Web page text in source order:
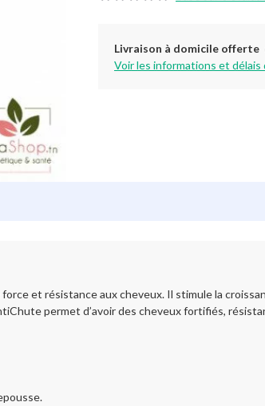
Livraison à domicile offerte
Voir les informations et délais
et résistance aux cheveux. Il stimule la
permet d’avoir des cheveux fortifiés,